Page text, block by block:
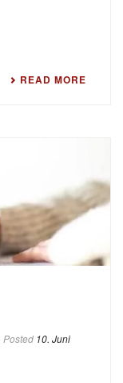
READ MORE
Posted 10. Juni